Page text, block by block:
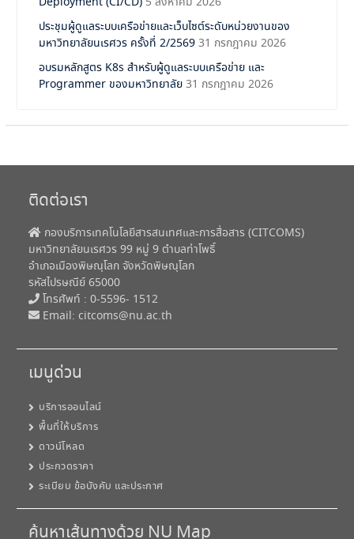
ประชุมผู้ดูแลระบบเครือข่ายและเว็บไซต์ระดับหน่วยงานของ
มหาวิทยาลัยนเรศวร ครั้งที่ 2/2569 31 กรกฎาคม 2026
อบรมหลักสูตร K8s สำหรับผู้ดูแลระบบเครือข่าย และ
Programmer ของมหาวิทยาลัย 31 กรกฎาคม 2026
ติดต่อเรา
กองบริการเทคโนโลยีสารสนเทศและการสื่อสาร (CITCOMS)
มหาวิทยาลัยนเรศวร 99 หมู่ 9 ตำบลท่าโพธิ์
อำเภอเมืองพิษณุโลก จังหวัดพิษณุโลก
รหัสไปรษณีย์ 65000
โทรศัพท์ : 0-5596- 1512
Email: citcoms@nu.ac.th
เมนูด่วน
บริการออนไลน์
พื้นที่ให้บริการ
ดาวน์โหลด
ประกวดราคา
ระเบียบ ข้อบังคับ และประกาศ
ค้นหาเส้นทางด้วย NU Map